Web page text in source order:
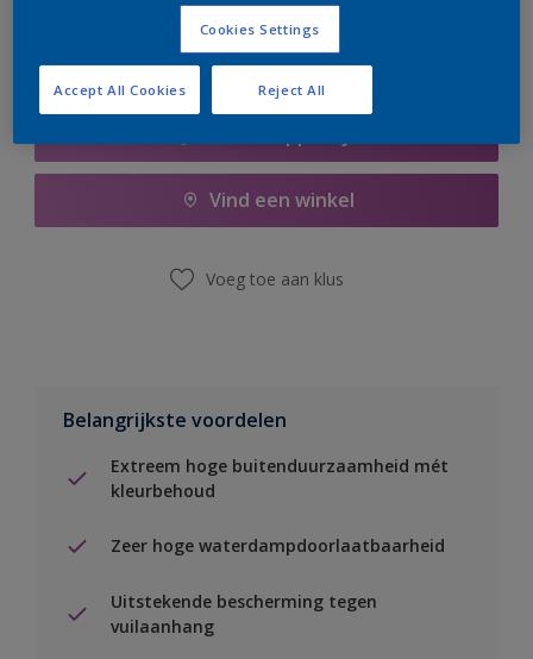
Vind een winkel
Voeg toe aan klus
Belangrijkste voordelen
Extreem hoge buitenduurzaamheid mét
kleurbehoud
Zeer hoge waterdampdoorlaatbaarheid
Uitstekende bescherming tegen
vuilaanhang
Cookies Settings
Reject All
Accept All Cookies